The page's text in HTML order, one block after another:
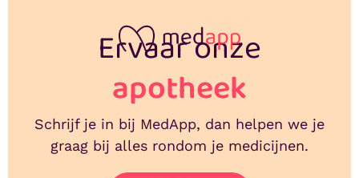
Ervaar onze
apotheek
Schrijf je in bij MedApp, dan helpen we je
graag bij alles rondom je medicijnen.